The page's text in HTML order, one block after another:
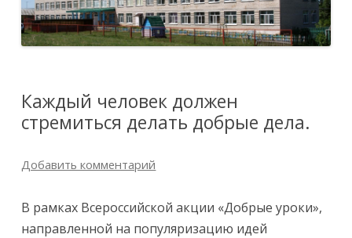
Каждый человек должен
стремиться делать добрые дела.
Добавить комментарий
В рамках Всероссийской акции «Добрые уроки»,
направленной на популяризацию идей